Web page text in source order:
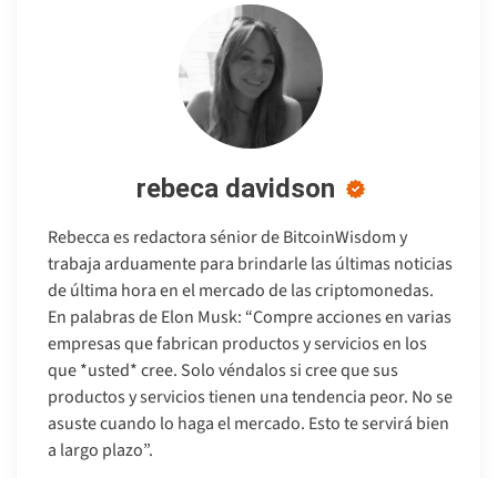
rebeca davidson
Rebecca es redactora sénior de BitcoinWisdom y
trabaja arduamente para brindarle las últimas noticias
de última hora en el mercado de las criptomonedas.
En palabras de Elon Musk: “Compre acciones en varias
empresas que fabrican productos y servicios en los
que *usted* cree. Solo véndalos si cree que sus
productos y servicios tienen una tendencia peor. No se
asuste cuando lo haga el mercado. Esto te servirá bien
a largo plazo”.